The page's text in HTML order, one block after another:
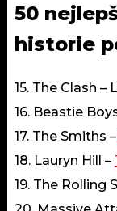
50
historie
15. The Clash –
16. Beastie
17. The Smiths –
18. Lauryn Hill –
19. The Rolling